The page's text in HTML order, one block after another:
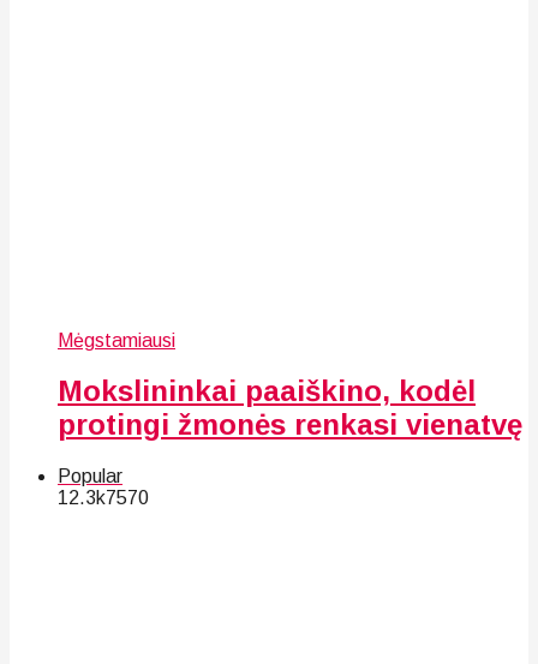
Mėgstamiausi
Mokslininkai paaiškino, kodėl
protingi žmonės renkasi vienatvę
Popular
12.3k7570